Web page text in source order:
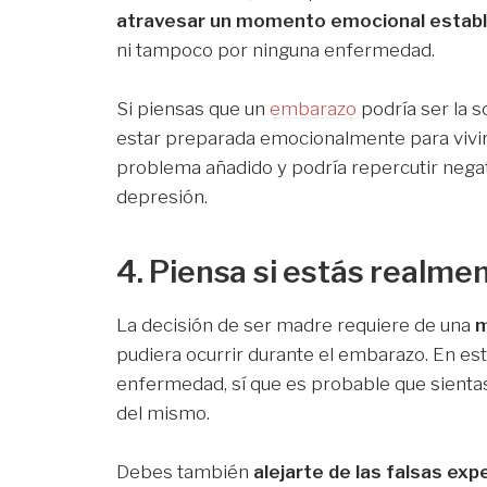
atravesar un momento emocional
ni tampoco por ninguna enfermedad.
Si piensas que un embarazo podría ser la
estar preparada emocionalmente para
problema añadido y podría repercutir
depresión.
4. Piensa si estás
La decisión de ser madre requiere de una
pudiera ocurrir durante el embarazo. En
enfermedad, sí que es probable que
del mismo.
Debes también alejarte de las falsas